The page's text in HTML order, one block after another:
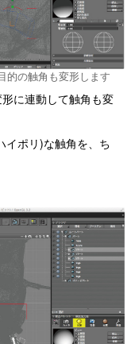
的の触角も変形します
に連動して触角も変
イポリ)な触角を、ち